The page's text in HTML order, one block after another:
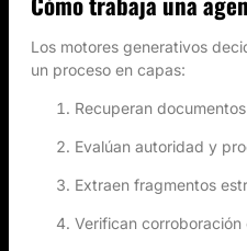
Los motores generativos
un proceso en capas:
Recuperan
Evalúan autoridad y
Extraen fragmentos
Verifican